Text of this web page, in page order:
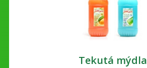
Tekutá mýdla